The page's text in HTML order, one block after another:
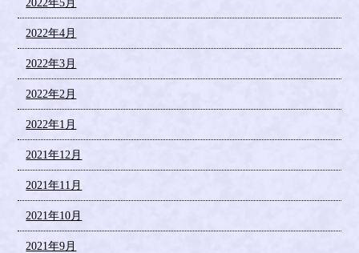
2022年5月
2022年4月
2022年3月
2022年2月
2022年1月
2021年12月
2021年11月
2021年10月
2021年9月